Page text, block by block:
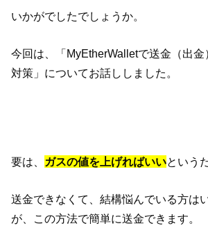
いかがでしたでしょうか。
今回は、「MyEtherWalletで送金（出
対策」についてお話ししました。
要は、 ガスの値を上げればいいという
送金できなくて、結構悩んでいる方は
が、この方法で簡単に送金できます。